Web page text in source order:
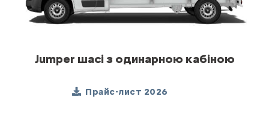
Jumper шасі з одинарною кабіною
Прайс-лист 2026